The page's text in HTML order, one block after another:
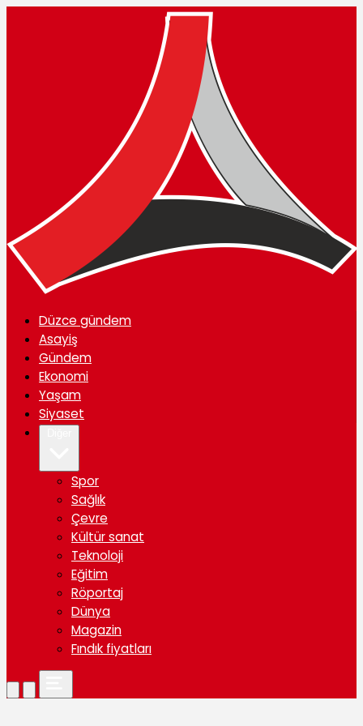
Düzce gündem
Asayiş
Gündem
Ekonomi
Yaşam
Siyaset
Spor
Sağlık
Çevre
Kültür sanat
Teknoloji
Eğitim
Röportaj
Dünya
Magazin
Fındık fiyatları